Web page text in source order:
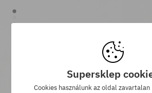
Supersklep
Cookies használunk az oldal zavartalan